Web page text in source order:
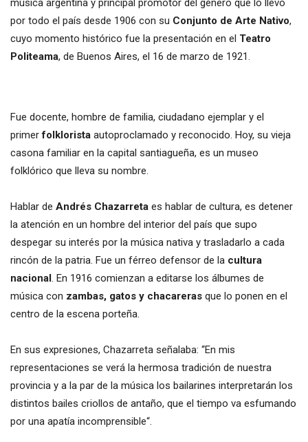
música argentina y principal promotor del género que lo llevó
por todo el país desde 1906 con su Conjunto de Arte Nativo,
cuyo momento histórico fue la presentación en el Teatro
Politeama, de Buenos Aires, el 16 de marzo de 1921.
Fue docente, hombre de familia, ciudadano ejemplar y el
primerfolklorista autoproclamado y reconocido. Hoy, su vieja
casona familiar en la capital santiagueña, es un museo
folklórico que lleva su nombre.
Hablar de Andrés Chazarreta es hablar de cultura, es detener
la atención en un hombre del interior del país que supo
despegar su interés por la música nativa y trasladarlo a cada
rincón de la patria. Fue un férreo defensor de la cultura
nacional. En 1916 comienzan a editarse los álbumes de
música con zambas, gatos y chacareras que lo ponen en el
centro de la escena porteña.
En sus expresiones, Chazarreta señalaba: “En mis
representaciones se verá la hermosa tradición de nuestra
provincia y a la par de la música los bailarines interpretarán los
distintos bailes criollos de antaño, que el tiempo va esfumando
por una apatía incomprensible“.